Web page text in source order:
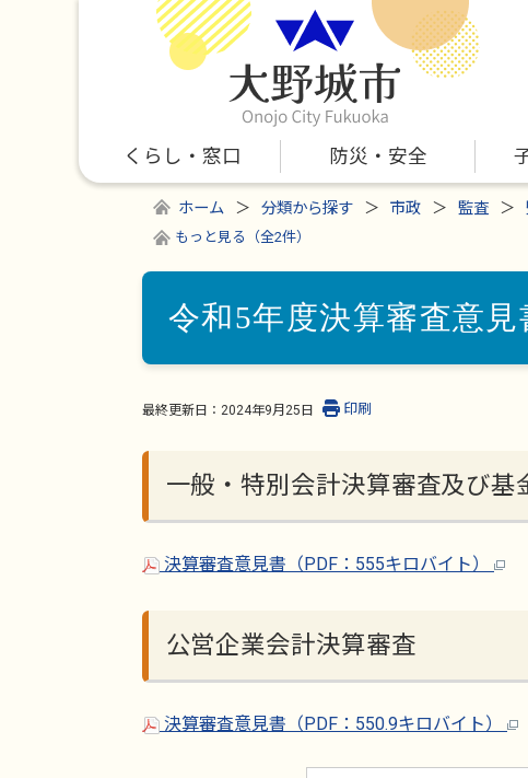
くらし・窓口 防災・安全
ホーム 分類から探す 市政 監査
もっと見る（全2件）
令和5年度決算審査意見
最終更新日： 2024年9月25日 印刷
一般・特別会計決算審査及び基
決算審査意見書（PDF：555キロバイト）
公営企業会計決算審査
決算審査意見書（PDF：550.9キロバイト）